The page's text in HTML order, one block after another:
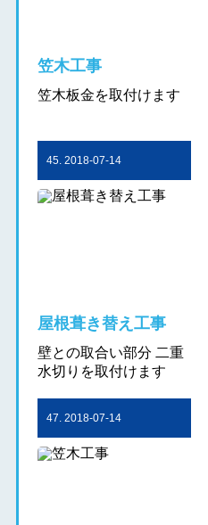
笠木工事
笠木板金を取付けます
45. 2018-07-14
屋根葺き替え工事
壁との取合い部分 二重
水切りを取付けます
47. 2018-07-14